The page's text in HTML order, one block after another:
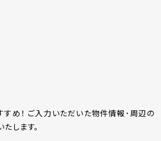
め！ ご入力いただいた物件情報･周辺の
します。